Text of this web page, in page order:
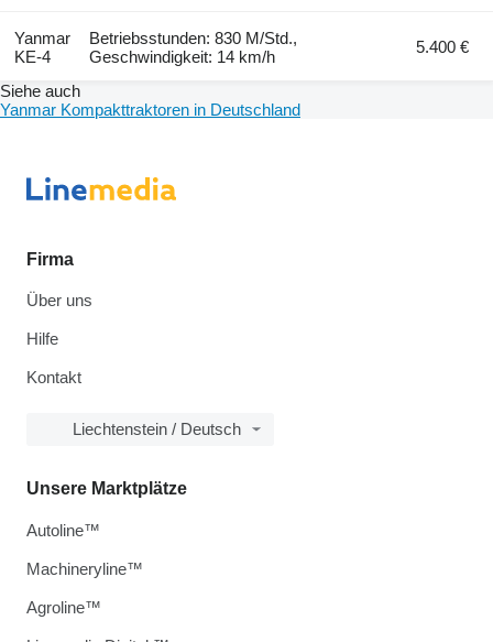
Yanmar
KE-4
Betriebsstunden: 830 M/Std.,
Geschwindigkeit: 14 km/h
5.400 €
Siehe auch
Yanmar Kompakttraktoren in Deutschland
Firma
Über uns
Hilfe
Kontakt
Liechtenstein / Deutsch
Unsere Marktplätze
Autoline™
Machineryline™
Agroline™